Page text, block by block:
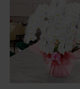
孫のバレエの発表
と喜んでくれまし
アレンジメント(
き